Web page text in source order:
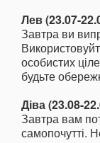
Лев (23.07-
Завтра ви
особистих
будьте
Діва (23.08-
Завтра вам
самопочутті.